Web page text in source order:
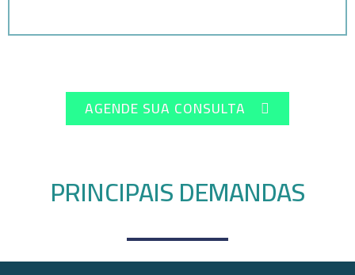
AGENDE SUA CONSULTA
PRINCIPAIS DEMANDAS